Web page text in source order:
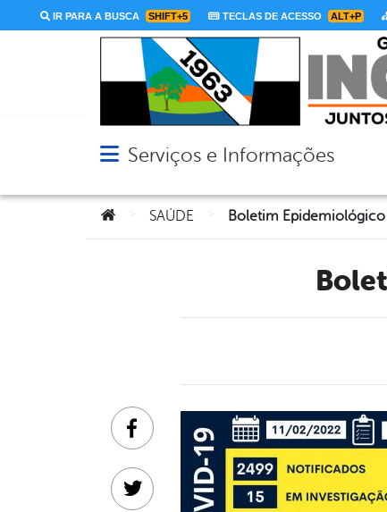
IR PARA A BUSCA SHIFT+5 TECLAS DE ACESSO ALT+P
Abrir menu principal de navegação
Serviços e Informações
Você está aqui:
SAÚDE Boletim Epidemiológico
Facebook
Twitter